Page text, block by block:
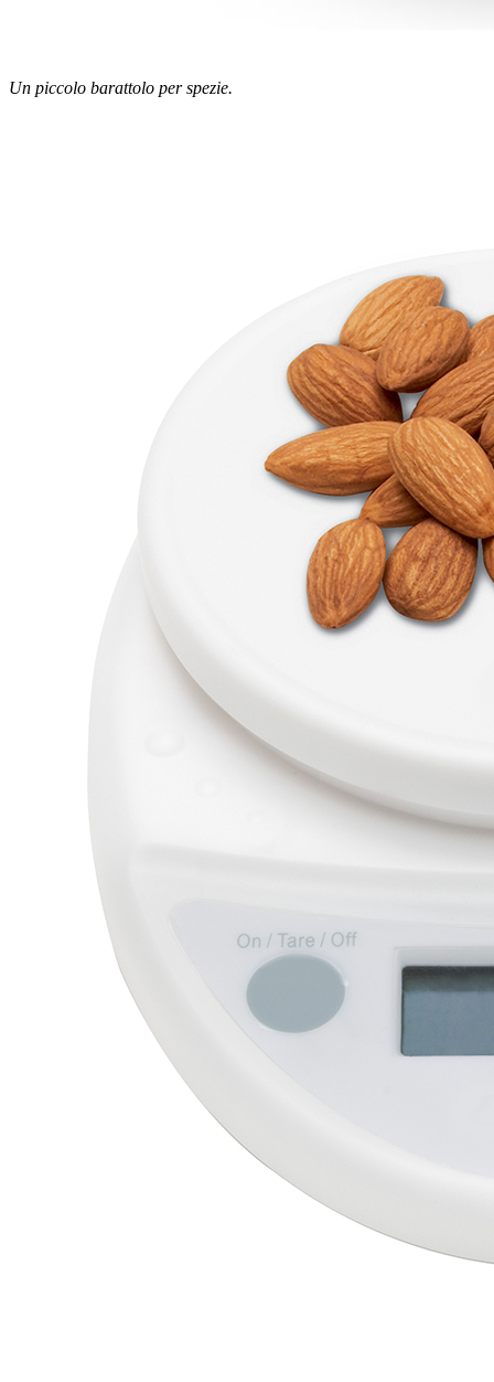
Un piccolo barattolo per spezie.